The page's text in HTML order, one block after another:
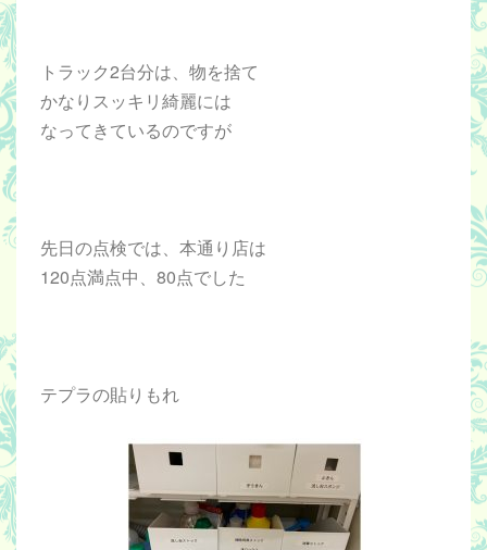
トラック2台分は、物を捨て
かなりスッキリ綺麗には
なってきているのですが
先日の点検では、本通り店は
120点満点中、80点でした
テプラの貼りもれ